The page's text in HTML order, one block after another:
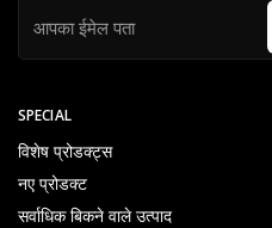
SPECIAL
विशेष प्रोडक्ट्स
नए प्रोडक्ट
सर्वाधिक बिकने वाले उत्पाद